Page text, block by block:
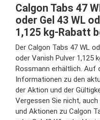
Calgon Tabs 47
oder Gel 43 WL
1,125 kg-Rabatt
Der Calgon Tabs 47 WL
oder Vanish Pulver 1,125
Rossmann erhältlich. Auf
Informationen zu den
der Aktion und der
Vergessen Sie nicht,
und Aktionen zu Calgon